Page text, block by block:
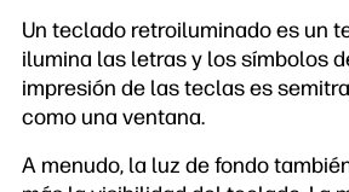
Un teclado retroiluminado es un
ilumina las letras y los símbolos
impresión de las teclas es
como una ventana.
A menudo, la luz de fondo